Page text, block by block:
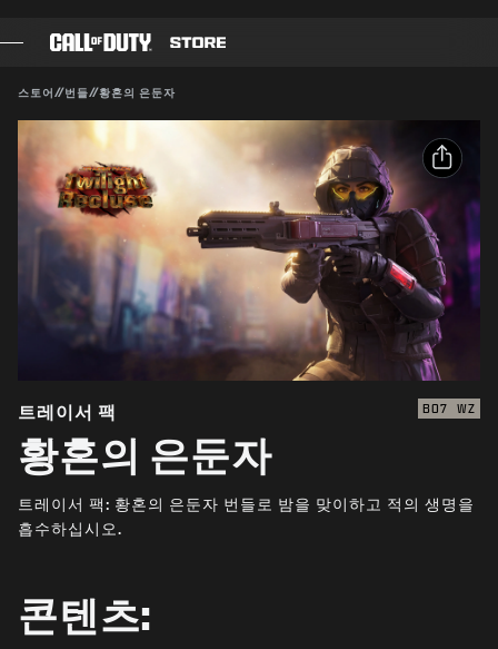
배틀 패스
블랙셀
COMBAT BUILDS
게임
뉴스
E스포츠
고객지원
스토어//번들//황혼의 은둔자
호환 가능:
구매 확인
취소
Activision은 이 게임 내 콘텐츠를 언제든 업데이트, 교체,
제거할 수 있습니다.
공유
이메일
Facebook
링크 복사
트레이서 팩 BO7 WZ
황혼의 은둔자
트레이서 팩: 황혼의 은둔자 번들로 밤을 맞이하고 적의 생명을
흡수하십시오.
콘텐츠: